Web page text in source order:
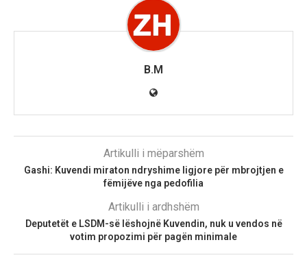
B.M
Artikulli i mëparshëm
Gashi: Kuvendi miraton ndryshime ligjore për mbrojtjen e
fëmijëve nga pedofilia
Artikulli i ardhshëm
Deputetët e LSDM-së lëshojnë Kuvendin, nuk u vendos në
votim propozimi për pagën minimale